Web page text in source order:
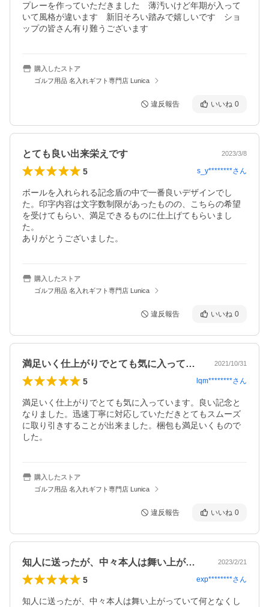
プレーを作っていただきました　薄汚いけど年期が入って
いて風格が違います　新旧そろい踏みで嬉しいです　ショ
ップの皆さん有り難うございます
購入したストア
ゴルフ用品 名入れギフト専門店 Lunica
違反報告 いいね 0
とても良い出来栄えです 2023/3/8
5 s_y********さん
ボールを入れられる記念盾の中で一番良いデザインでし
た。印字内容は文字数制限があったものの、こちらの希望
を受けてもらい、満足できるものに仕上げてもらいまし
た。
ありがとうございました。
購入したストア
ゴルフ用品 名入れギフト専門店 Lunica
違反報告 いいね 0
満足いく仕上がりでとても気に入っていま… 2021/10/31
5 lqm********さん
満足いく仕上がりでとても気に入っています。良い記念と
なりました。迅速丁寧に対応していただきとてもスムーズ
に取り引きすることが出来ました。梱包も満足いくもので
した。
購入したストア
ゴルフ用品 名入れギフト専門店 Lunica
違反報告 いいね 0
知人に送ったが、中々本人は舞い上がって… 2023/2/21
5 exp********さん
知人に送ったが、中々本人は舞い上がっていて何となくし